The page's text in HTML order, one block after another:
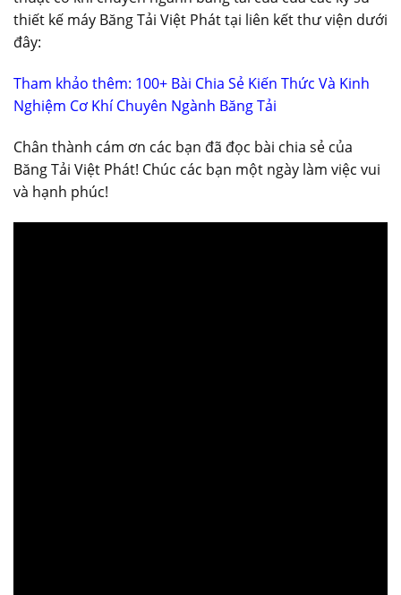
thiết kế máy Băng Tải Việt Phát tại liên kết thư viện dưới
đây:
Tham khảo thêm: 100+ Bài Chia Sẻ Kiến Thức Và Kinh
Nghiệm Cơ Khí Chuyên Ngành Băng Tải
Chân thành cám ơn các bạn đã đọc bài chia sẻ của
Băng Tải Việt Phát! Chúc các bạn một ngày làm việc vui
và hạnh phúc!